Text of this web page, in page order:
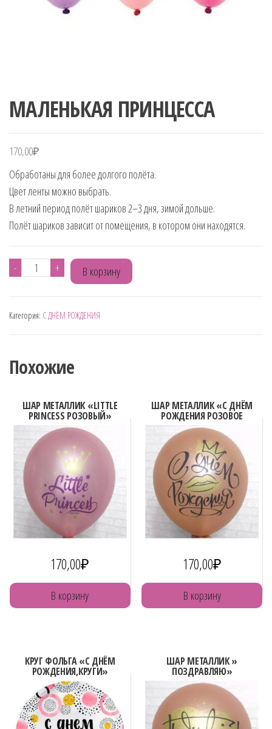
МАЛЕНЬКАЯ ПРИНЦЕССА
170,00₽
Обработаны для более долгого полёта.
Цвет ленты можно выбрать.
В летний период полёт шариков 2–3 дня, зимой дольше.
Полёт шариков зависит от помещения, в котором они находятся.
-
Количество
ПРИНЦЕССА
+ В корзину
Категория: С ДНЁМ РОЖДЕНИЯ
Похожие
ШАР МЕТАЛЛИК «LITTLE
PRINCESS РОЗОВЫЙ»
170,00₽
В корзину
ШАР МЕТАЛЛИК «С ДНЁМ
РОЖДЕНИЯ РОЗОВОЕ
ЗОЛОТО»
170,00₽
В корзину
КРУГ ФОЛЬГА «С ДНЁМ
РОЖДЕНИЯ,КРУГИ»
ШАР МЕТАЛЛИК »
ПОЗДРАВЛЯЮ»